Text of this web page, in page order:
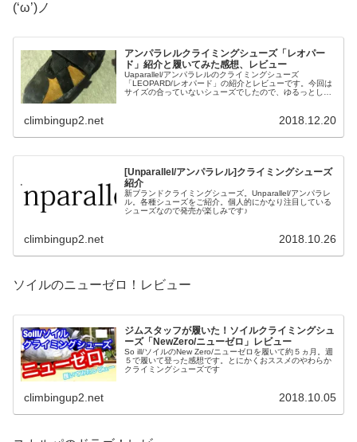
(‘ω’)ノ
アンパラレルクライミングシューズ「レオパー
ド」紹介と履いてみた感想、レビュー
Uaparallel/アンパラレルのクライミングシューズ
「LEOPARD/レオパード」の紹介とレビューです。今回は
サイズの合っていないシューズでしたので、ゆるっとした
climbingup2.net 2018.12.20
[Unparallel/アンパラレル]クライミングシューズ
紹介
新ブランドクライミングシューズ。Unparallel/アンパラレ
ル。各種シューズをご紹介。個人的にかなり注目している
シューズなので発売が楽しみです♪
climbingup2.net 2018.10.26
ソイルのニューゼロ！レビュー
ジムスタッフが履いた！ソイルクライミングシュ
ーズ「NewZero/ニューゼロ」レビュー
So ill/ソイルのNew Zero/ニューゼロを履いて約５ヵ月。週
５で履いて登った感想です。とにかくおススメのやわらか
クライミングシューズです
climbingup2.net 2018.10.05